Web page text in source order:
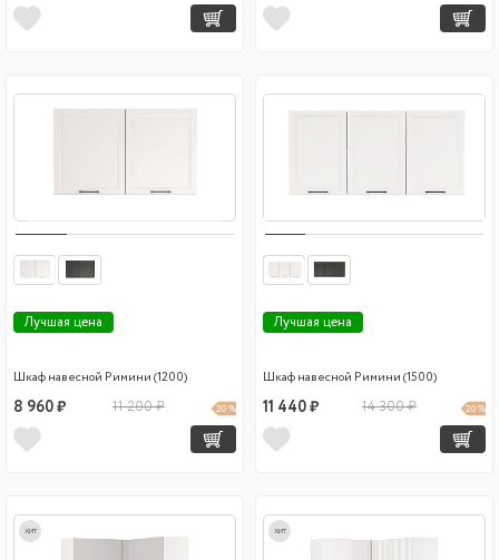
Лучшая цена
Шкаф навесной Римини (1200)
8 960 ₽ 11 200 ₽ 20 %
Лучшая цена
Шкаф навесной Римини (1500)
11 440 ₽ 14 300 ₽ 20 %
хит хит